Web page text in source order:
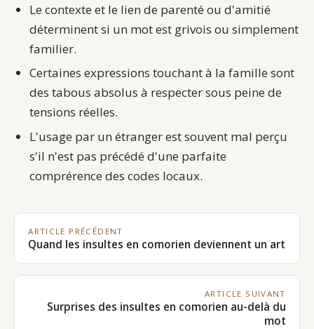
Le contexte et le lien de parenté ou d'amitié
déterminent si un mot est grivois ou simplement
familier.
Certaines expressions touchant à la famille sont
des tabous absolus à respecter sous peine de
tensions réelles.
L'usage par un étranger est souvent mal perçu
s'il n'est pas précédé d'une parfaite
comprérence des codes locaux.
ARTICLE PRÉCÉDENT
Quand les insultes en comorien deviennent un art
ARTICLE SUIVANT
Surprises des insultes en comorien au-delà du
mot